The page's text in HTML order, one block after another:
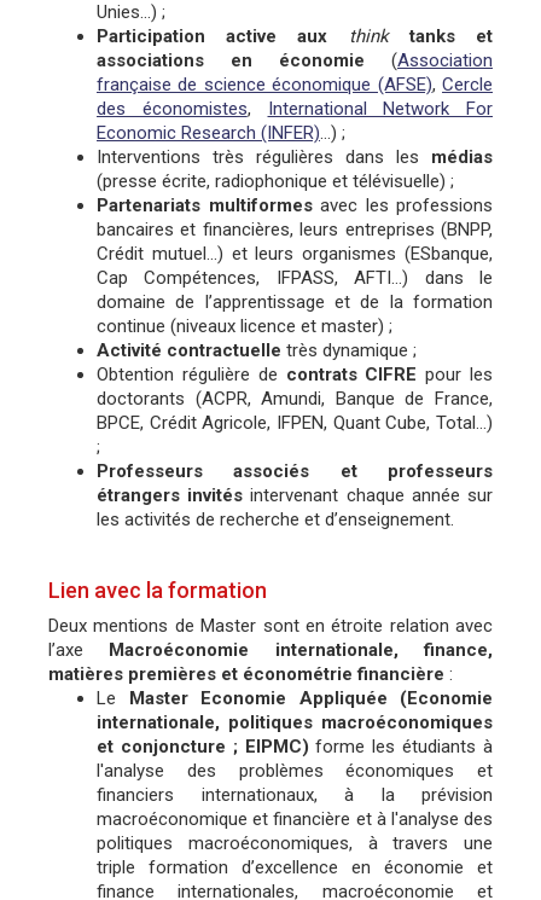
Unies…) ;
Participation active aux
thinktanks et
associations en économie (Association
française de science économique (AFSE),Cercle
des économistes, International Network For
Economic Research (INFER)…) ;
Interventions très régulières dans les médias
(presse écrite, radiophonique et télévisuelle) ;
Partenariats multiformesavec les professions
bancaires et financières, leurs entreprises (BNPP,
Crédit mutuel…) et leurs organismes (ESbanque,
Cap Compétences, IFPASS, AFTI…) dans le
domaine de l’apprentissage et de la formation
continue (niveaux licence et master) ;
Activité contractuelle très dynamique ;
Obtention régulière de contrats CIFRE pour les
doctorants (ACPR, Amundi, Banque de France,
BPCE, Crédit Agricole, IFPEN, Quant Cube, Total…)
;
Professeurs associés et professeurs
étrangers invités intervenant chaque année sur
les activités de recherche et d’enseignement.
Lien avec la formation
Deux mentions de Master sont en étroite relation avec
l’axe Macroéconomie internationale, finance,
matières premières et économétrie financière :
Le Master Economie Appliquée (Economie
internationale, politiques macroéconomiques
et conjoncture ; EIPMC) forme les étudiants à
l'analyse des problèmes économiques et
financiers internationaux, à la prévision
macroéconomique et financière et à l'analyse des
politiques macroéconomiques, à travers une
triple formation d’excellence en économie et
finance internationales, macroéconomie et